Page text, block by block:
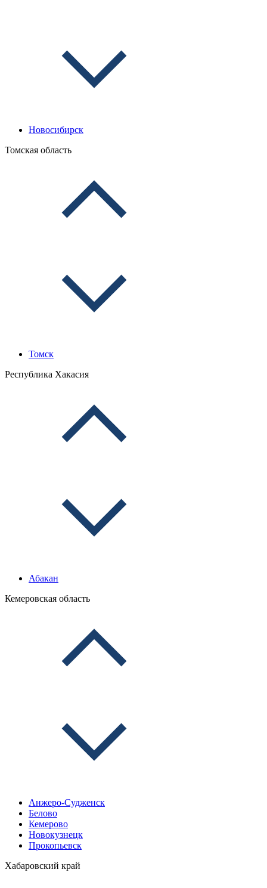
Новосибирск
Томская область
Томск
Республика Хакасия
Абакан
Кемеровская область
Анжеро-Судженск
Белово
Кемерово
Новокузнецк
Прокопьевск
Хабаровский край